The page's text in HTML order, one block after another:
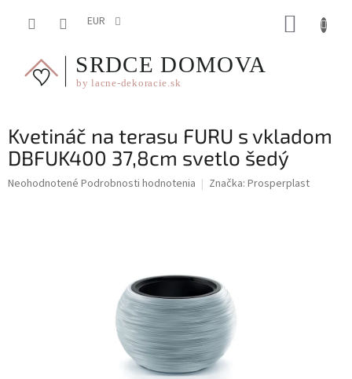
EUR
Kvetináč na terasu FURU s vkladom
DBFUK400 37,8cm svetlo šedý
Priemerné
Neohodnotené Podrobnosti hodnotenia Značka: Prosperplast